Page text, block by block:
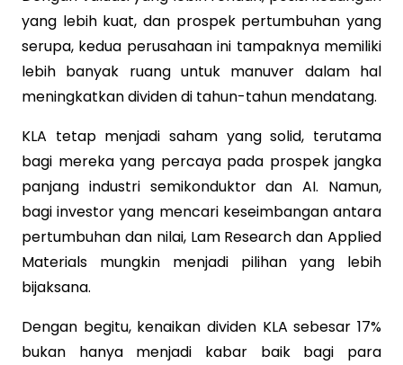
yang lebih kuat, dan prospek pertumbuhan yang
serupa, kedua perusahaan ini tampaknya memiliki
lebih banyak ruang untuk manuver dalam hal
meningkatkan dividen di tahun-tahun mendatang.
KLA tetap menjadi saham yang solid, terutama
bagi mereka yang percaya pada prospek jangka
panjang industri semikonduktor dan AI. Namun,
bagi investor yang mencari keseimbangan antara
pertumbuhan dan nilai, Lam Research dan Applied
Materials mungkin menjadi pilihan yang lebih
bijaksana.
Dengan begitu, kenaikan dividen KLA sebesar 17%
bukan hanya menjadi kabar baik bagi para